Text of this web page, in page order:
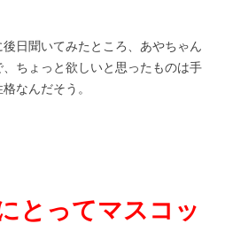
日聞いてみたところ、あやちゃん
ちょっと欲しいと思ったものは手
なんだそう。
とってマスコッ